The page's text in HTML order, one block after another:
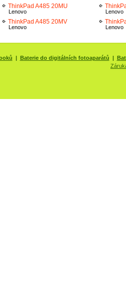
ThinkPad A485 20MU
Lenovo
ThinkPad A485 20MV
Lenovo
Lenovo
Lenovo
| Baterie do digitálních fotoaparátů |